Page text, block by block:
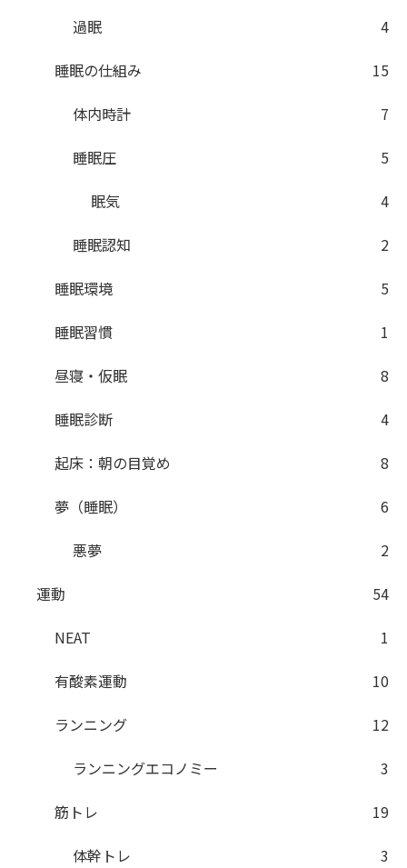
過眠
4
睡眠の仕組み
15
体内時計
7
睡眠圧
5
眠気
4
睡眠認知
2
睡眠環境
5
睡眠習慣
1
昼寝・仮眠
8
睡眠診断
4
起床：朝の目覚め
8
夢（睡眠）
6
悪夢
2
運動
54
NEAT
1
有酸素運動
10
ランニング
12
ランニングエコノミー
3
筋トレ
19
体幹トレ
3